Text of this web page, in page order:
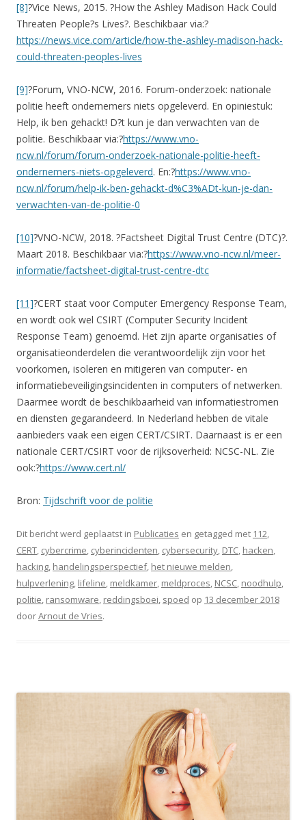
[8]?Vice News, 2015. ?How the Ashley Madison Hack Could
Threaten People?s Lives?. Beschikbaar via:?
https://news.vice.com/article/how-the-ashley-madison-hack-
could-threaten-peoples-lives
[9]?Forum, VNO-NCW, 2016. Forum-onderzoek: nationale
politie heeft ondernemers niets opgeleverd. En opiniestuk:
Help, ik ben gehackt! D?t kun je dan verwachten van de
politie. Beschikbaar via:?https://www.vno-
ncw.nl/forum/forum-onderzoek-nationale-politie-heeft-
ondernemers-niets-opgeleverd. En:?https://www.vno-
ncw.nl/forum/help-ik-ben-gehackt-d%C3%ADt-kun-je-dan-
verwachten-van-de-politie-0
[10]?VNO-NCW, 2018. ?Factsheet Digital Trust Centre (DTC)?.
Maart 2018. Beschikbaar via:?https://www.vno-ncw.nl/meer-
informatie/factsheet-digital-trust-centre-dtc
[11]?CERT staat voor Computer Emergency Response Team,
en wordt ook wel CSIRT (Computer Security Incident
Response Team) genoemd. Het zijn aparte organisaties of
organisatieonderdelen die verantwoordelijk zijn voor het
voorkomen, isoleren en mitigeren van computer- en
informatiebeveiligingsincidenten in computers of netwerken.
Daarmee wordt de beschikbaarheid van informatiestromen
en diensten gegarandeerd. In Nederland hebben de vitale
aanbieders vaak een eigen CERT/CSIRT. Daarnaast is er een
nationale CERT/CSIRT voor de rijksoverheid: NCSC-NL. Zie
ook:?https://www.cert.nl/
Bron: Tijdschrift voor de politie
Dit bericht werd geplaatst in Publicaties en getagged met 112,
CERT, cybercrime, cyberincidenten, cybersecurity, DTC, hacken,
hacking, handelingsperspectief, het nieuwe melden,
hulpverlening, lifeline, meldkamer, meldproces, NCSC, noodhulp,
politie, ransomware, reddingsboei, spoed op 13 december 2018
doorArnout de Vries.